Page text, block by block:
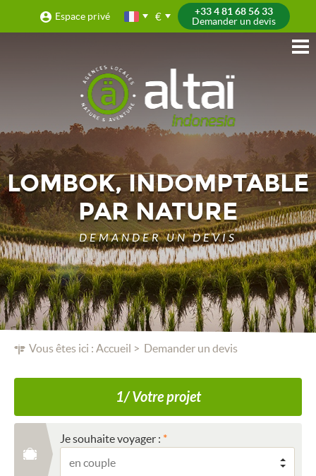
Espace privé €
+33 4 81 68 56 33
Demander un devis
Vous êtes ici : Accueil Demander un devis
LOMBOK, INDOMPTABLE
PAR NATURE
DEMANDER UN DEVIS
1/ Votre projet
Je souhaite voyager :